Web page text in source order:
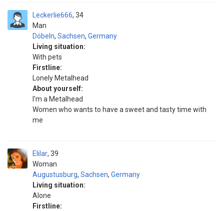
Leckerlie666
Man
34
Döbeln, Sachsen, Germany
Living situation:
With pets
Firstline:
Lonely Metalhead
About yourself:
I'm a Metalhead
Women who wants to have a sweet and tasty time with
me
Elilar
Woman
39
Augustusburg, Sachsen, Germany
Living situation:
Alone
Firstline: